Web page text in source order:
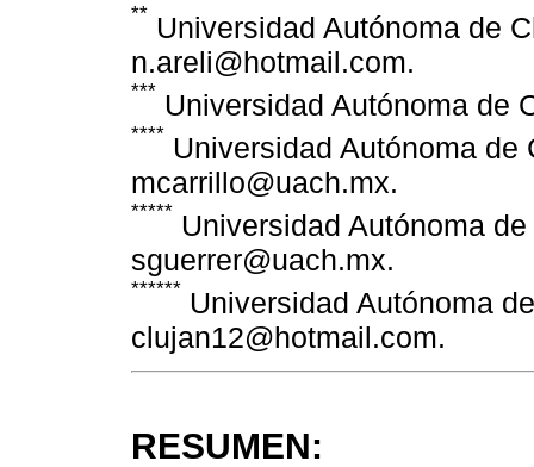
** Universidad Autónoma de
n.areli@hotmail.com.
*** Universidad Autónoma de
**** Universidad Autónoma de
mcarrillo@uach.mx.
***** Universidad Autónoma
sguerrer@uach.mx.
****** Universidad Autónoma
clujan12@hotmail.com.
RESUMEN: